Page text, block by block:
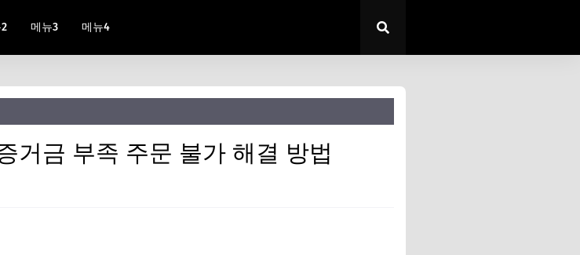
메뉴3 메뉴4
거금 부족 주문 불가 해결 방법